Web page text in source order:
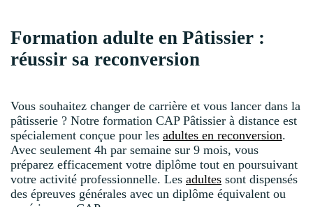
Formation adulte en Pâtissier :
réussir sa reconversion
Vous souhaitez changer de carrière et vous lancer dans la
pâtisserie ? Notre formation CAP Pâtissier à distance est
spécialement conçue pour les adultes en reconversion.
Avec seulement 4h par semaine sur 9 mois, vous
préparez efficacement votre diplôme tout en poursuivant
votre activité professionnelle. Les adultes sont dispensés
des épreuves générales avec un diplôme équivalent ou